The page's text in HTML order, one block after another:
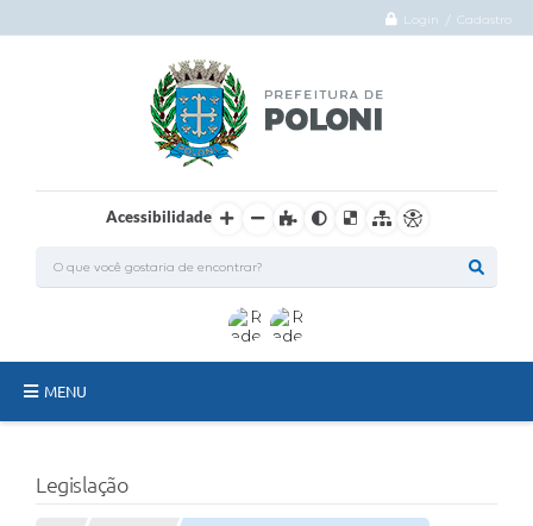
Login / Cadastro
Acessibilidade
MENU
Administração
Legislação